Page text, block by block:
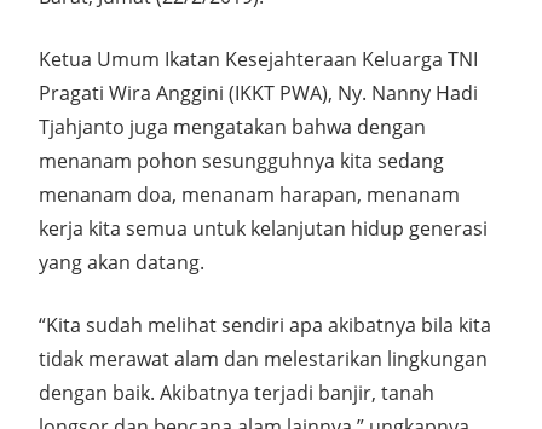
Ketua Umum Ikatan Kesejahteraan Keluarga TNI
Pragati Wira Anggini (IKKT PWA), Ny. Nanny Hadi
Tjahjanto juga mengatakan bahwa dengan
menanam pohon sesungguhnya kita sedang
menanam doa, menanam harapan, menanam
kerja kita semua untuk kelanjutan hidup generasi
yang akan datang.
“Kita sudah melihat sendiri apa akibatnya bila kita
tidak merawat alam dan melestarikan lingkungan
dengan baik. Akibatnya terjadi banjir, tanah